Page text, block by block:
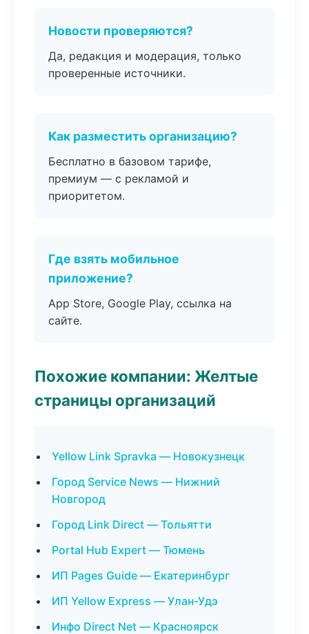
Новости проверяются?
Да, редакция и модерация, только
проверенные источники.
Как разместить организацию?
Бесплатно в базовом тарифе,
премиум — с рекламой и
приоритетом.
Где взять мобильное
приложение?
App Store, Google Play, ссылка на
сайте.
Похожие компании: Желтые
страницы организаций
Yellow Link Spravka — Новокузнецк
Город Service News — Нижний
Новгород
Город Link Direct — Тольятти
Portal Hub Expert — Тюмень
ИП Pages Guide — Екатеринбург
ИП Yellow Express — Улан-Удэ
Инфо Direct Net — Красноярск